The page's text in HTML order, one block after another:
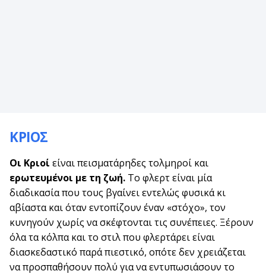
ΚΡΙΟΣ
Οι Κριοί είναι πεισματάρηδες τολμηροί και
ερωτευμένοι με τη ζωή. Το φλερτ είναι μία
διαδικασία που τους βγαίνει εντελώς φυσικά κι
αβίαστα και όταν εντοπίζουν έναν «στόχο», τον
κυνηγούν χωρίς να σκέφτονται τις συνέπειες. Ξέρουν
όλα τα κόλπα και το στιλ που φλερτάρει είναι
διασκεδαστικό παρά πιεστικό, οπότε δεν χρειάζεται
να προσπαθήσουν πολύ για να εντυπωσιάσουν το